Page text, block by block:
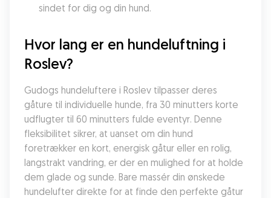
sindet for dig og din hund.
Hvor lang er en hundeluftning i
Roslev?
Gudogs hundeluftere i Roslev tilpasser deres
gåture til individuelle hunde, fra 30 minutters korte
udflugter til 60 minutters fulde eventyr. Denne
fleksibilitet sikrer, at uanset om din hund
foretrækker en kort, energisk gåtur eller en rolig,
langstrakt vandring, er der en mulighed for at holde
dem glade og sunde. Bare massér din ønskede
hundelufter direkte for at finde den perfekte gåtur